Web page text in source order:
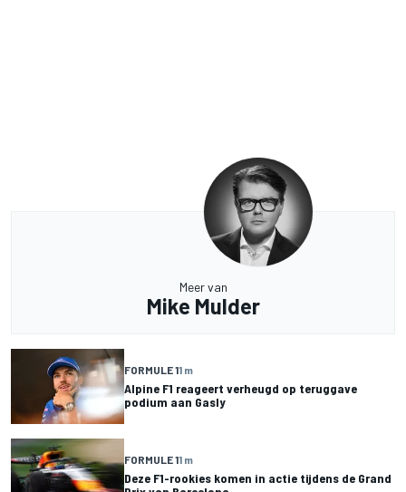
Meer van
Mike Mulder
FORMULE 11 m
Alpine F1 reageert verheugd op teruggave
podium aan Gasly
FORMULE 11 m
Deze F1-rookies komen in actie tijdens de Grand